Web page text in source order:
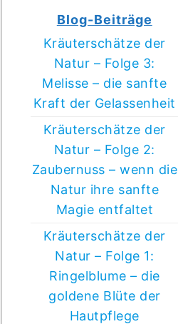
Blog-Beiträge
Kräuterschätze der
Natur – Folge 3:
Melisse – die sanfte
Kraft der Gelassenheit
Kräuterschätze der
Natur – Folge 2:
Zaubernuss – wenn die
Natur ihre sanfte
Magie entfaltet
Kräuterschätze der
Natur – Folge 1:
Ringelblume – die
goldene Blüte der
Hautpflege